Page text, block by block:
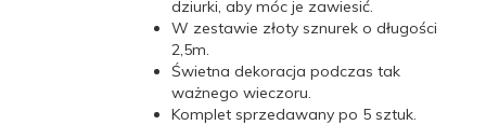
dziurki, aby móc je zawiesić.
W zestawie złoty sznurek o długości
2,5m.
Świetna dekoracja podczas tak
ważnego wieczoru.
Komplet sprzedawany po 5 sztuk.